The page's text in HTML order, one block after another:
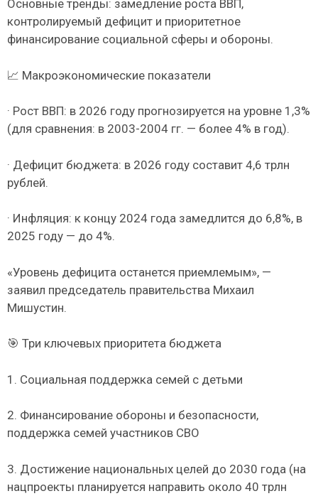
Основные тренды: замедление роста ВВП,
контролируемый дефицит и приоритетное
финансирование социальной сферы и обороны.
📈 Макроэкономические показатели
· Рост ВВП: в 2026 году прогнозируется на уровне 1,3%
(для сравнения: в 2003-2004 гг. — более 4% в год).
· Дефицит бюджета: в 2026 году составит 4,6 трлн
рублей.
· Инфляция: к концу 2024 года замедлится до 6,8%, в
2025 году — до 4%.
«Уровень дефицита останется приемлемым», —
заявил председатель правительства Михаил
Мишустин.
🎯 Три ключевых приоритета бюджета
1. Социальная поддержка семей с детьми
2. Финансирование обороны и безопасности,
поддержка семей участников СВО
3. Достижение национальных целей до 2030 года (на
нацпроекты планируется направить около 40 трлн